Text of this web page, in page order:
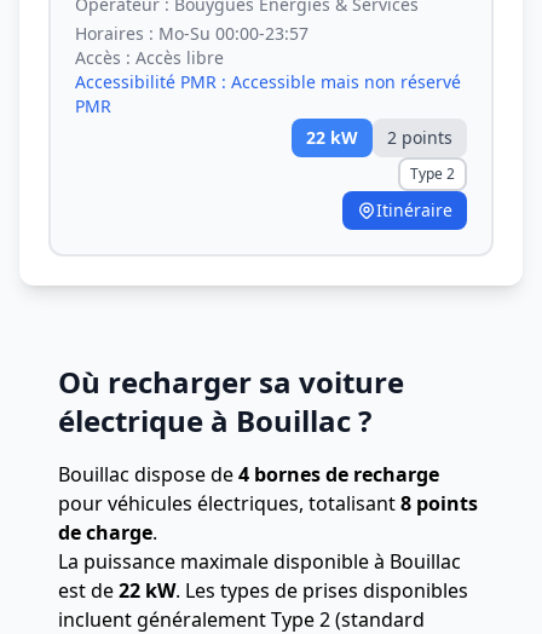
Horaires : Mo-Su 00:00-23:57
Accès : Accès libre
Accessibilité PMR : Accessible mais non réservé
PMR
22 kW 2 points
Type 2
Itinéraire
Où recharger sa voiture
électrique à Bouillac ?
Bouillac dispose de4 bornes de recharge
pour véhicules électriques, totalisant8 points
de charge.
La puissance maximale disponible à Bouillac
est de22 kW. Les types de prises disponibles
incluent généralement Type 2 (standard